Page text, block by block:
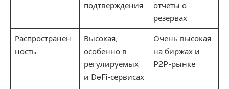
подтверждения
отчеты о
резервах
Распространен
ность
Высокая,
особенно в
регулируемых
и DeFi-сервисах
Очень высокая
на биржах и
P2P-рынке